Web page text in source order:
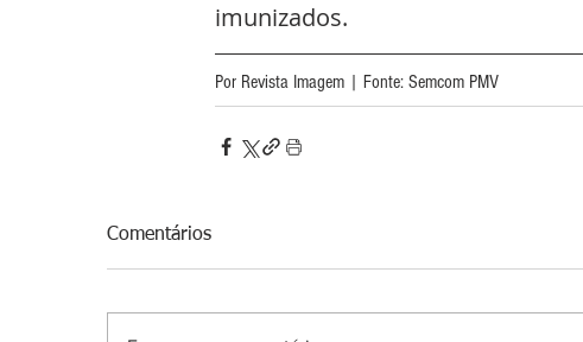
imunizados.
Por Revista Imagem | Fonte: Semcom PMV
Comentários